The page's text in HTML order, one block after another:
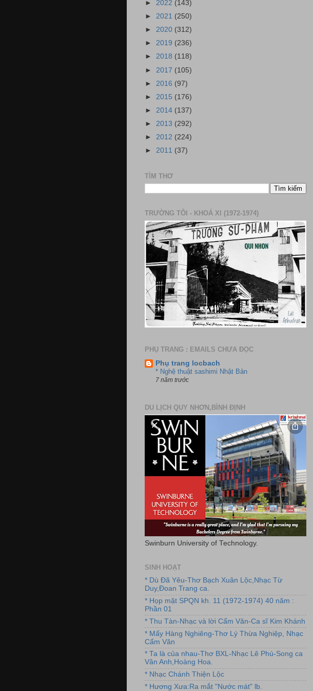
► 2022 (143)
► 2021 (250)
► 2020 (312)
► 2019 (236)
► 2018 (118)
► 2017 (105)
► 2016 (97)
► 2015 (176)
► 2014 (137)
► 2013 (292)
► 2012 (224)
► 2011 (37)
TÌM THƠ
TRƯỜNG TÔI - KHOÁ XI (1972-1974)
PHỤ TRANG : EMAILS CHƯA ĐỌC
Phụ trang locbach
* Nghệ thuật sashimi Nhật Bản
7 năm trước
DU LỊCH QUY NHƠN,BÌNH ĐỊNH
Swinburn University of Technology.
SINH HOẠT
* Dù Đã Yêu-Thơ Bạch Xuân Lộc,Nhạc Từ
Duy,Đoan Trang ca.
* Họp mặt SPQN kh. 11 (1972-1974) 40 năm :
Phần 01
* Thu Tàn-Nhạc và lời Cẩm Văn-Ca sĩ Kim Khánh
* Mấy Hàng Nghiêng-Thơ Lý Thừa Nghiệp, Nhạc
Cẩm Văn
* Ta là của nhau-Thơ BXL-Nhạc Lê Phú-Song ca
Vân Anh,Hoàng Hoa.
* Nhạc Chánh Thiện Lộc
* Hương Xưa:Ra mắt "Nước mát" lb.